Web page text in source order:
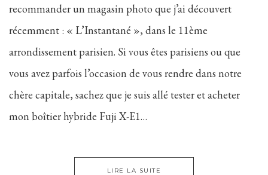
recommander un magasin photo que j’ai découvert
récemment : « L’Instantané », dans le 11ème
arrondissement parisien. Si vous êtes parisiens ou que
vous avez parfois l’occasion de vous rendre dans notre
chère capitale, sachez que je suis allé tester et acheter
mon boîtier hybride Fuji X-E1…
LIRE LA SUITE